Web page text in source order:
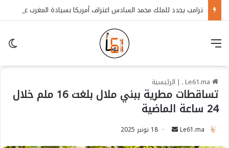
ترامب يجدد للملك محمد السادس اعتراف أمريكا بسيادة المغرب على الصحراء
| الرئيسية
تساقطات مطرية ببني ملال بلغت 16 ملم خلال
24 ساعة الماضية
Le61.ma 18 نونبر 2025